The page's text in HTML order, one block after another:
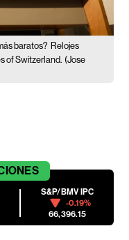
baratos? Relojes
of Switzerland. (Jose
S&P/BMV IPC
-0.19%
66,396.15